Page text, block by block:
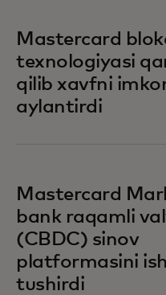
Mastercard
texnologiyasi
qilib xavfni
aylantirdi
Mastercard
bank raqamli
(CBDC) sinov
platformasini
tushirdi